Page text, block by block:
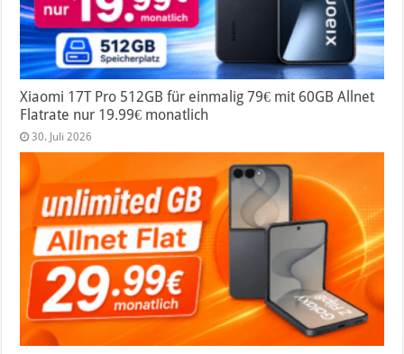
Xiaomi 17T Pro 512GB für einmalig 79€ mit 60GB Allnet
Flatrate nur 19.99€ monatlich
30. Juli 2026